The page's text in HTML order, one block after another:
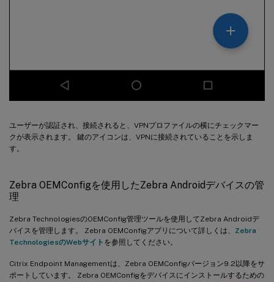
ユーザーが認証され、接続されると、VPNプロファイルの横にチェックマー
クが表示されます。 鍵のアイコンは、VPNに接続されていることを示しま
す。
Zebra OEMConfigを使用したZebra Androidデバイスの管
理
Zebra TechnologiesのOEMConfig管理ツールを使用してZebra Androidデ
バイスを管理します。 Zebra OEMConfigアプリについて詳しくは、 Zebra
TechnologiesのWebサイト を参照してください。
Citrix Endpoint Managementは、Zebra OEMConfigバージョン9.2以降をサ
ポートしています。 Zebra OEMConfigをデバイスにインストールするための